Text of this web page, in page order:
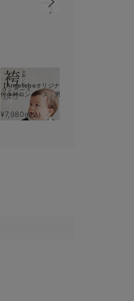
【Angeliebeオリジナル】羽織
付き袴ロンパース 男の子
¥7,980 (税込)